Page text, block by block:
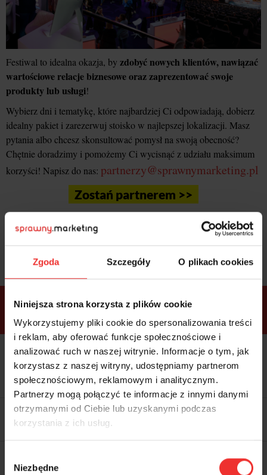
Zgoda Szczegóły O plikach cookies
Niniejsza strona korzysta z plików cookie
Wykorzystujemy pliki cookie do spersonalizowania treści
i reklam, aby oferować funkcje społecznościowe i
analizować ruch w naszej witrynie. Informacje o tym, jak
korzystasz z naszej witryny, udostępniamy partnerom
społecznościowym, reklamowym i analitycznym.
Partnerzy mogą połączyć te informacje z innymi danymi
otrzymanymi od Ciebie lub uzyskanymi podczas
korzystania z ich usług.
zgody
Niezbędne
Festiwal to idealna okazja, by zdobyć nowych klientów, nawiązać
wartościowe relacje biznesowe oraz zaprezentować swoje
produkty lub usługi!
Wybierz dni i tematykę, które najbardziej Ci odpowiadają, dobierz
idealny pakiet i zarezerwuj stoisko w najlepszej lokalizacji. Masz
pytania albo chcesz skonsultować pomysł na swoją obecność?
Chętnie doradzimy i pomożemy Ci wycisnąć z udziału maksimum
korzyści! Napisz do nas: partnerzy@sprawnymarketing.pl
Zostań partnerem >>
Sprawdź bonusyi wybierz bilet
ramach
pakietów
VIP Premium
Kolacja z prelegentami i before
party (Hotel Sheraton, 27.10) tylko
wbilecie ALLPASS VIP
Dostępne
tylko w
bilecie
ALLPASS
VIP
Dedykowana strefa VIP z
możliwością networkingu z
prelegentami i wystawcami w
WARTOŚĆ: 1970 zł